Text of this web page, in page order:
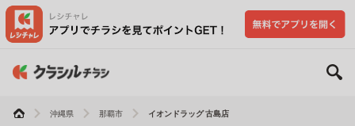
沖縄県 那覇市 イオンドラッグ 古島店